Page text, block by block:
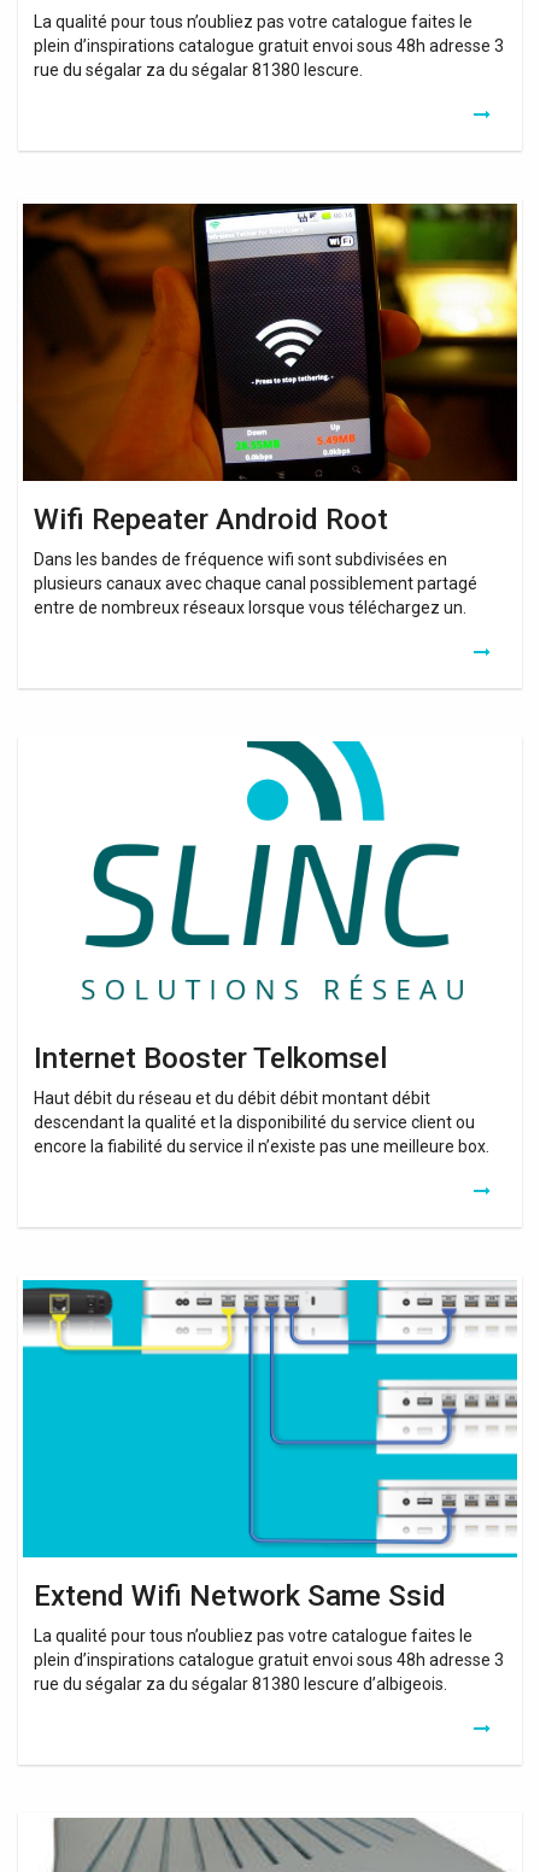
La qualité pour tous n’oubliez pas votre catalogue faites le
plein d’inspirations catalogue gratuit envoi sous 48h adresse 3
rue du ségalar za du ségalar 81380 lescure.
Wifi Repeater Android Root
Dans les bandes de fréquence wifi sont subdivisées en
plusieurs canaux avec chaque canal possiblement partagé
entre de nombreux réseaux lorsque vous téléchargez un.
Wifi
Repeater
Android
Internet Booster Telkomsel
Haut débit du réseau et du débit débit montant débit
descendant la qualité et la disponibilité du service client ou
encore la fiabilité du service il n’existe pas une meilleure box.
Extend Wifi Network Same Ssid
La qualité pour tous n’oubliez pas votre catalogue faites le
plein d’inspirations catalogue gratuit envoi sous 48h adresse 3
rue du ségalar za du ségalar 81380 lescure d’albigeois.
Extend
Wifi
Network
Ampli